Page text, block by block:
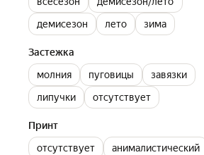
демисезон
лето зима
Застежка
молния
пуговицы
завязки
липучки
отсутствует
Принт
отсутствует
анималистический